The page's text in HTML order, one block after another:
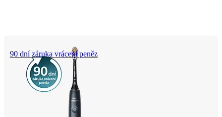
90 dní záruka vrácení peněz